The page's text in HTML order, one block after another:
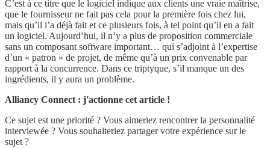
C’est à ce titre que le logiciel indique aux clients une vraie maîtrise,
que le fournisseur ne fait pas cela pour la première fois chez lui,
mais qu’il l’a déjà fait et ce plusieurs fois, à tel point qu’il en a fait
un logiciel. Aujourd’hui, il n’y a plus de proposition commerciale
sans un composant software important… qui s’adjoint à l’expertise
d’un « patron » de projet, de même qu’à un prix convenable par
rapport à la concurrence. Dans ce triptyque, s’il manque un des
ingrédients, il y aura un problème.
Alliancy Connect : j'actionne cet article !
Ce sujet est une priorité ? Vous aimeriez rencontrer la personnalité
interviewée ? Vous souhaiteriez partager votre expérience sur le
sujet ?